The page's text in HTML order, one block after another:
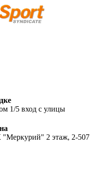
1/5 вход с улицы
2 этаж, 2-507